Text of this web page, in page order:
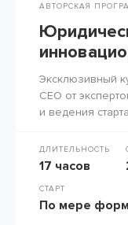
АВТОРСКАЯ
Эксклюзивный
СЕО от
и ведения
ДЛИТЕЛЬНОСТЬ
17 часов
СТАРТ
По мере